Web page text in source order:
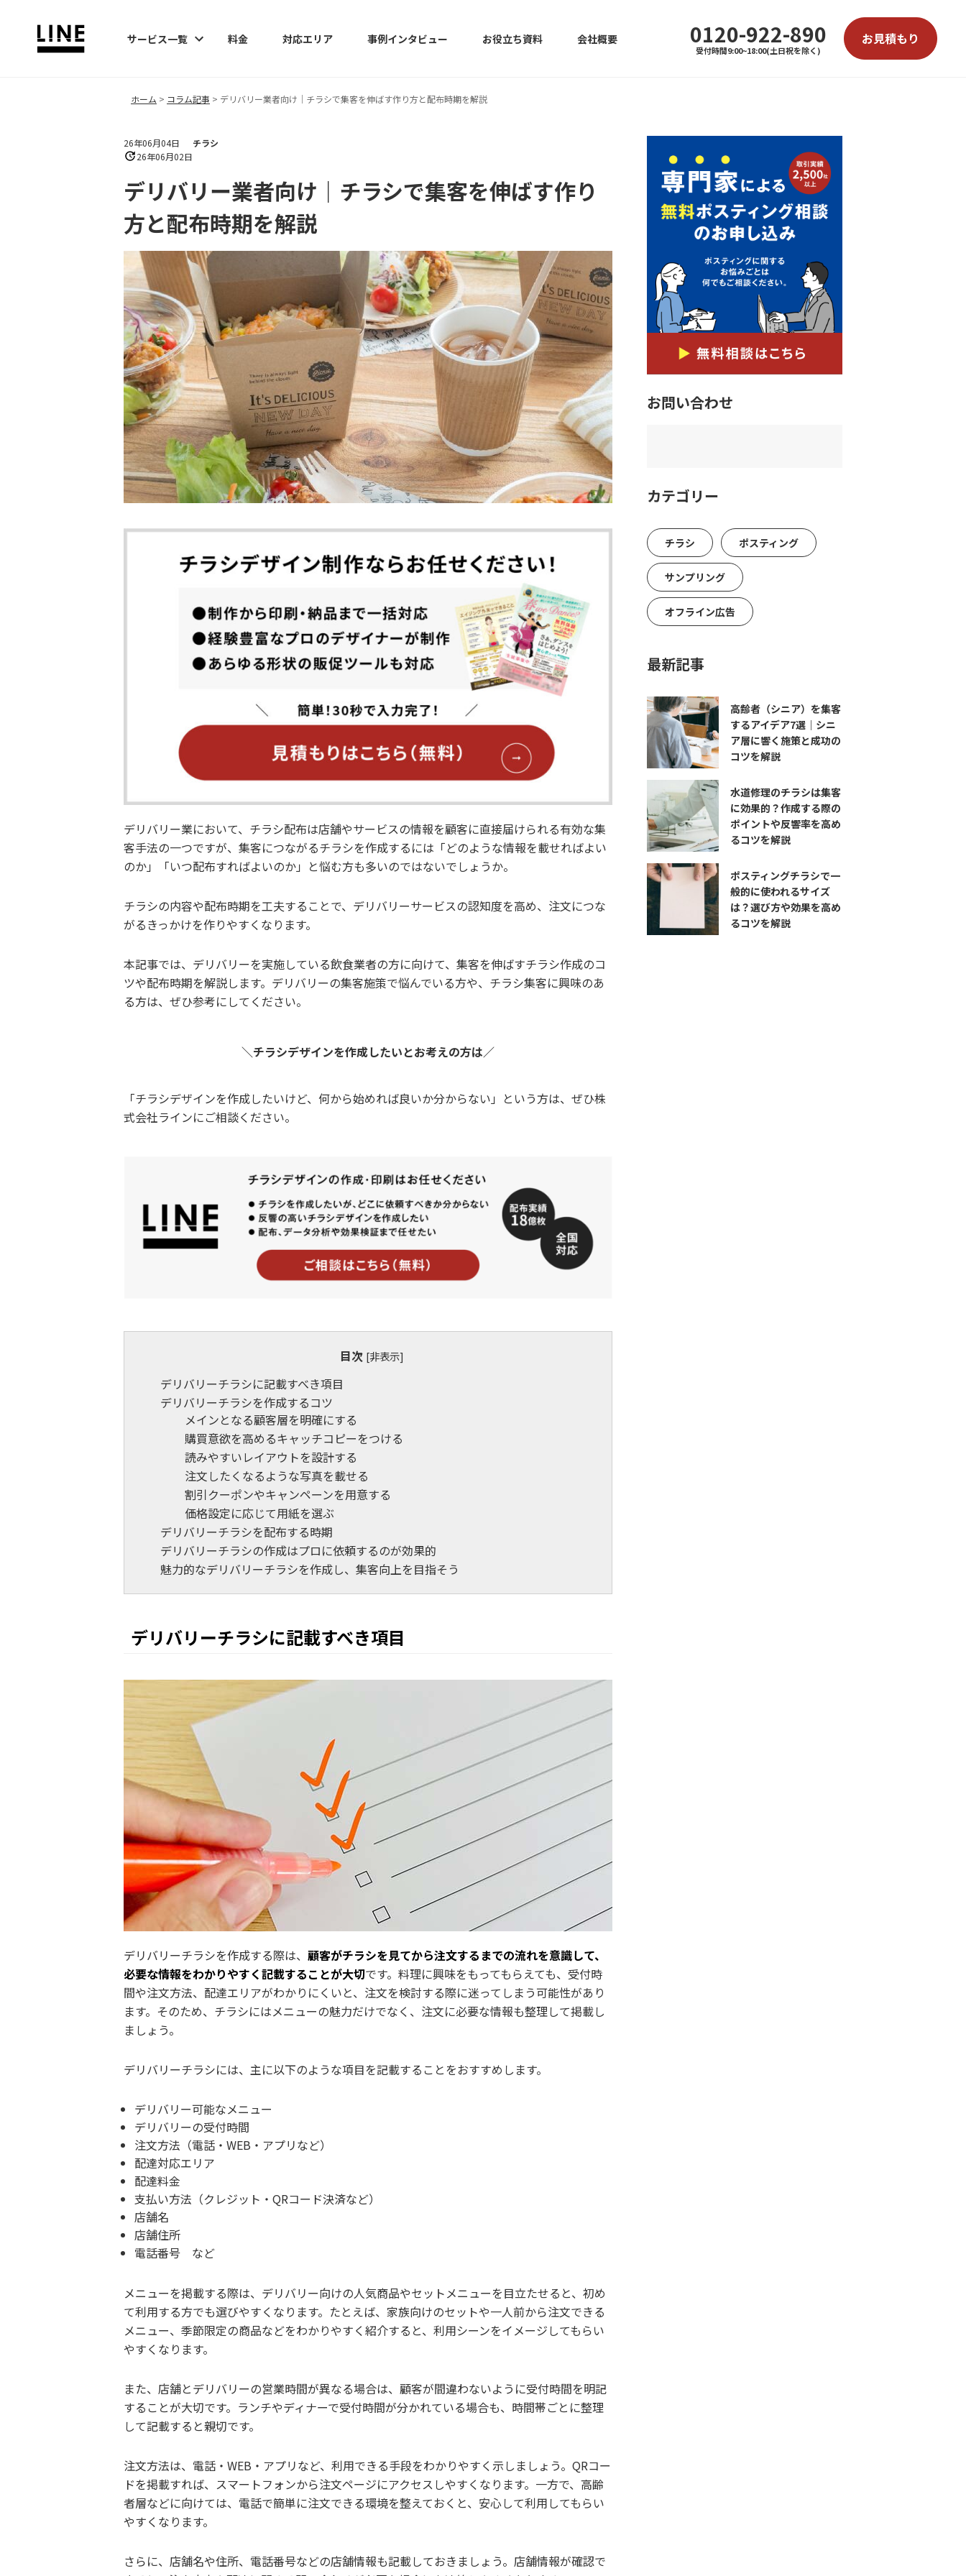
サービス一覧 料金 対応エリア 事例インタビュー お役立ち資料 会社概要 0120-922-890
受付時間9:00~18:00(土日祝を除く)
お見積もり
ホーム > コラム記事 > デリバリー業者向け｜チラシで集客を伸ばす作り方と配布時期を解説
26年06月04日
チラシ
26年06月02日
デリバリー業者向け｜チラシで集客を伸ばす作り
方と配布時期を解説
デリバリー業において、チラシ配布は店舗やサービスの情報を顧客に直接届けられる有効な集
客手法の一つですが、集客につながるチラシを作成するには「どのような情報を載せればよい
のか」「いつ配布すればよいのか」と悩む方も多いのではないでしょうか。
チラシの内容や配布時期を工夫することで、デリバリーサービスの認知度を高め、注文につな
がるきっかけを作りやすくなります。
本記事では、デリバリーを実施している飲食業者の方に向けて、集客を伸ばすチラシ作成のコ
ツや配布時期を解説します。デリバリーの集客施策で悩んでいる方や、チラシ集客に興味のあ
る方は、ぜひ参考にしてください。
＼チラシデザインを作成したいとお考えの方は／
「チラシデザインを作成したいけど、何から始めれば良いか分からない」という方は、ぜひ株
式会社ラインにご相談ください。
目次 [非表示]
デリバリーチラシに記載すべき項目
デリバリーチラシを作成するコツ
メインとなる顧客層を明確にする
購買意欲を高めるキャッチコピーをつける
読みやすいレイアウトを設計する
注文したくなるような写真を載せる
割引クーポンやキャンペーンを用意する
価格設定に応じて用紙を選ぶ
デリバリーチラシを配布する時期
デリバリーチラシの作成はプロに依頼するのが効果的
魅力的なデリバリーチラシを作成し、集客向上を目指そう
デリバリーチラシに記載すべき項目
デリバリーチラシを作成する際は、 顧客がチラシを見てから注文するまでの流れを意識して、
必要な情報をわかりやすく記載することが大切です。料理に興味をもってもらえても、受付時
間や注文方法、配達エリアがわかりにくいと、注文を検討する際に迷ってしまう可能性があり
ます。そのため、チラシにはメニューの魅力だけでなく、注文に必要な情報も整理して掲載し
ましょう。
デリバリーチラシには、主に以下のような項目を記載することをおすすめします。
デリバリー可能なメニュー
デリバリーの受付時間
注文方法（電話・WEB・アプリなど）
配達対応エリア
配達料金
支払い方法（クレジット・QRコード決済など）
店舗名
店舗住所
電話番号 など
メニューを掲載する際は、デリバリー向けの人気商品やセットメニューを目立たせると、初め
て利用する方でも選びやすくなります。たとえば、家族向けのセットや一人前から注文できる
メニュー、季節限定の商品などをわかりやすく紹介すると、利用シーンをイメージしてもらい
やすくなります。
また、店舗とデリバリーの営業時間が異なる場合は、顧客が間違わないように受付時間を明記
することが大切です。ランチやディナーで受付時間が分かれている場合も、時間帯ごとに整理
して記載すると親切です。
注文方法は、電話・WEB・アプリなど、利用できる手段をわかりやすく示しましょう。QRコー
ドを掲載すれば、スマートフォンから注文ページにアクセスしやすくなります。一方で、高齢
者層などに向けては、電話で簡単に注文できる環境を整えておくと、安心して利用してもらい
やすくなります。
さらに、店舗名や住所、電話番号などの店舗情報も記載しておきましょう。店舗情報が確認で
お問い合わせ
カテゴリー
チラシ ポスティング
サンプリング
オフライン広告
最新記事
高齢者（シニア）を集客
するアイデア7選｜シニ
ア層に響く施策と成功の
コツを解説
水道修理のチラシは集客
に効果的？作成する際の
ポイントや反響率を高め
るコツを解説
ポスティングチラシで一
般的に使われるサイズ
は？選び方や効果を高め
るコツを解説